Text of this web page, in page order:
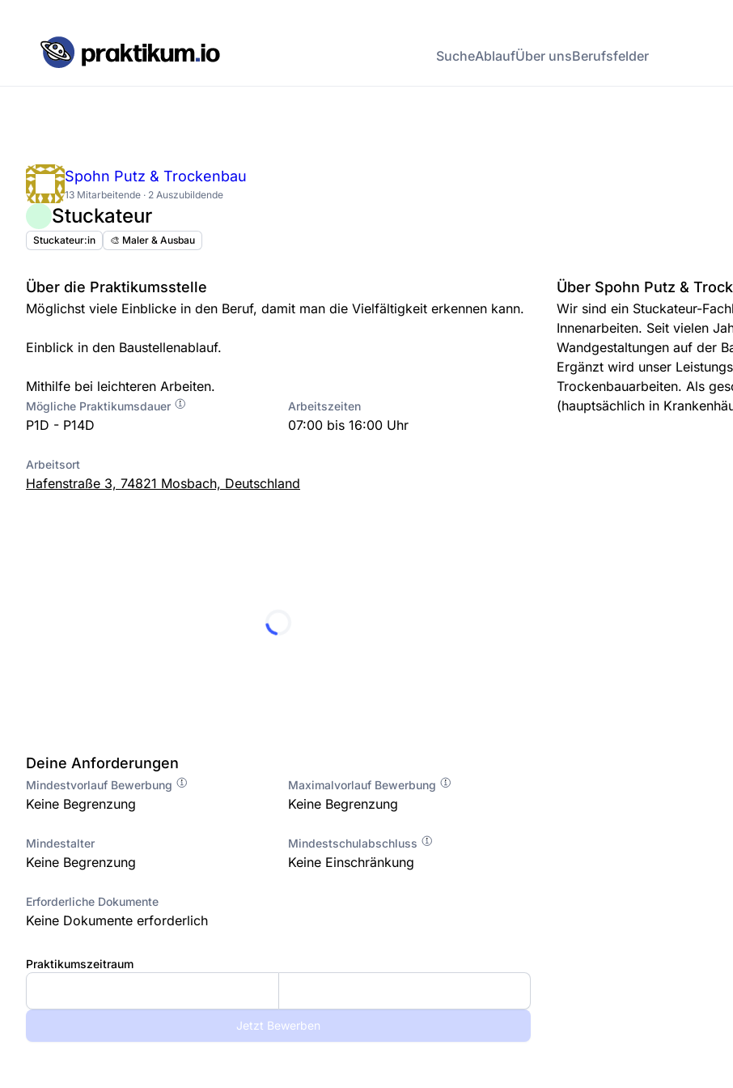
SucheAblaufÜber unsBerufsfelder
Spohn Putz & Trockenbau
13 Mitarbeitende · 2 Auszubildende
Stuckateur
Stuckateur:in 🎨 Maler & Ausbau
Über die Praktikumsstelle
Möglichst viele Einblicke in den Beruf, damit man die Vielfältigkeit erkennen kann.
Einblick in den Baustellenablauf.
Mithilfe bei leichteren Arbeiten.
Mögliche Praktikumsdauer
P1D - P14D
Arbeitszeiten
07:00 bis 16:00 Uhr
Arbeitsort
Hafenstraße 3, 74821 Mosbach, Deutschland
Deine Anforderungen
Mindestvorlauf Bewerbung
Keine Begrenzung
Maximalvorlauf Bewerbung
Keine Begrenzung
Mindestalter
Keine Begrenzung
Mindestschulabschluss
Keine Einschränkung
Erforderliche Dokumente
Keine Dokumente erforderlich
Über Spohn Putz &
Wir sind ein Stuckateur-
Innenarbeiten. Seit vielen
Wandgestaltungen auf der
Ergänzt wird unser
Trockenbauarbeiten. Als
(hauptsächlich in
Praktikumszeitraum
Jetzt Bewerben